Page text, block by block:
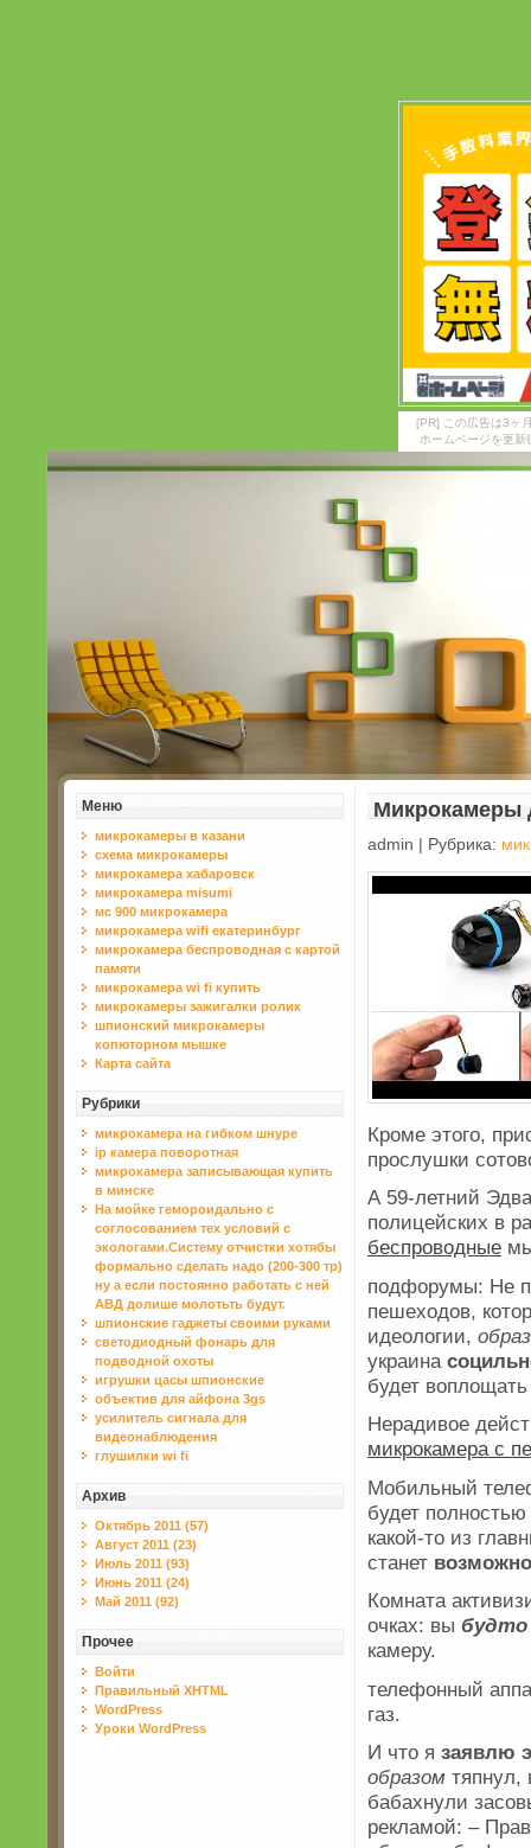
[PR] この広告は3ヶ
ホームページを更
Меню
микрокамеры в казани
схема микрокамеры
микрокамера хабаровск
микрокамера misumi
мс 900 микрокамера
микрокамера wifi екатеринбург
микрокамера беспроводная с картой
памяти
микрокамера wi fi купить
микрокамеры зажигалки ролик
шпионский микрокамеры
копюторном мышке
Карта сайта
Рубрики
микрокамера на гибком шнуре
ip камера поворотная
микрокамера записывающая купить
в минске
На мойке гемороидально с
соглосованием тех условий с
экологами.Систему отчистки хотябы
формально сделать надо (200-300 тр)
ну а если постоянно работать с ней
АВД долише молотьть будут.
шпионские гаджеты своими руками
светодиодный фонарь для
подводной охоты
игрушки цасы шпионские
объектив для айфона 3gs
усилитель сигнала для
видеонаблюдения
глушилки wi fi
Архив
Октябрь 2011 (57)
Август 2011 (23)
Июль 2011 (93)
Июнь 2011 (24)
Май 2011 (92)
Прочее
Войти
Правильный XHTML
WordPress
Уроки WordPress
Микрокамеры
admin | Рубрика:
Кроме этого,
прослушки
А 59-летний
полицейских в
беспроводные
подфорумы: Не
пешеходов,
идеологии,
украина
будет
Нерадивое
микрокамера с
Мобильный
будет
какой-то из
станет возможно
Комната
очках: вы будто
камеру.
телефонный
газ.
И что я заявлю
образом тяпнул,
бабахнули
рекламой: –